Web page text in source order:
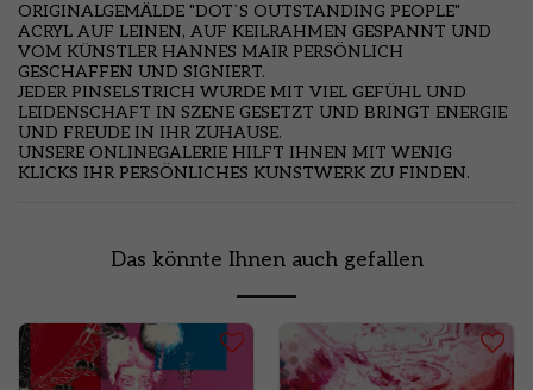
ORIGINALGEMÄLDE "DOTˋS OUTSTANDING PEOPLE"
ACRYL AUF LEINEN, AUF KEILRAHMEN GESPANNT UND
VOM KÜNSTLER HANNES MAIR PERSÖNLICH
GESCHAFFEN UND SIGNIERT.
JEDER PINSELSTRICH WURDE MIT VIEL GEFÜHL UND
LEIDENSCHAFT IN SZENE GESETZT UND BRINGT ENERGIE
UND FREUDE IN IHR ZUHAUSE.
UNSERE ONLINEGALERIE HILFT IHNEN MIT WENIG
KLICKS IHR PERSÖNLICHES KUNSTWERK ZU FINDEN.
Das könnte Ihnen auch gefallen